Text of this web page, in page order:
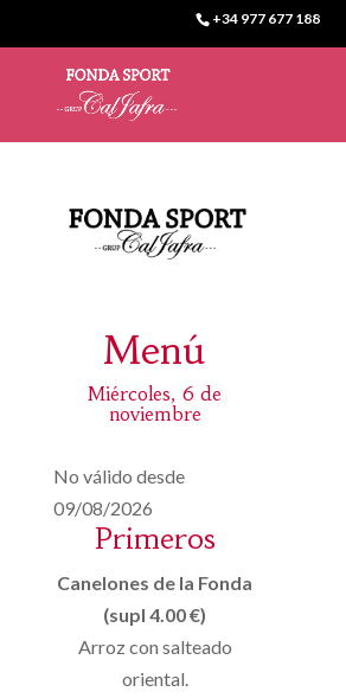
+34 977 677 188
Menú
Miércoles, 6 de
noviembre
No válido desde
09/08/2026
Primeros
Canelones de la Fonda
(supl 4.00 €)
Arroz con salteado
oriental.